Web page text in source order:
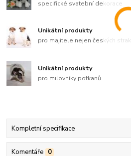
specifické svatební dekorace
Unikátní produkty
pro majitele nejen českých
Unikátní produkty
pro milovníky potkanů
Kompletní specifikace
Komentáře 0